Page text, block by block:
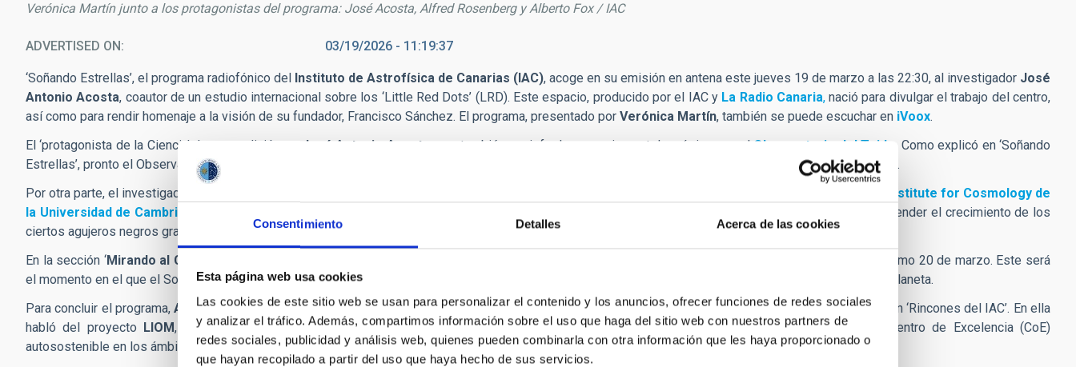
Consentimiento Detalles Acerca de las cookies
Esta página web usa cookies
Las cookies de este sitio web se usan para personalizar el contenido y los anuncios, ofrecer funciones de redes sociales
y analizar el tráfico. Además, compartimos información sobre el uso que haga del sitio web con nuestros partners de
redes sociales, publicidad y análisis web, quienes pueden combinarla con otra información que les haya proporcionado o
que hayan recopilado a partir del uso que haya hecho de sus servicios.
Verónica Martín junto a los protagonistas del programa: José Acosta, Alfred Rosenberg y Alberto Fox / IAC
ADVERTISED ON 03/19/2026 - 11:19:37
‘Soñando Estrellas’, el programa radiofónico del Instituto de Astrofísica de Canarias (IAC), acoge en su emisión en antena este jueves 19 de marzo a las 22:30, al investigador José
Antonio Acosta, coautor de un estudio internacional sobre los ‘Little Red Dots’ (LRD). Este espacio, producido por el IAC y La Radio Canaria,nació para divulgar el trabajo del centro,
así como para rendir homenaje a la visión de su fundador, Francisco Sánchez. El programa, presentado por Verónica Martín, también se puede escuchar en iVoox.
El ‘protagonista de la Ciencia’ de esta edición es
José Antonio Acosta , que también es jefe de operaciones telescópicas en el Observatorio del Teide
. Como explicó en ‘Soñando
Estrellas’, pronto el Observatorio será el primero en todo el mundo en poder estudiar todos los rangos de la luz, algo que reforzará su posición internacional.
Por otra parte, el investigador reveló los detalles de su participación en un
Kavli Institute for Cosmology de
la Universidad de Cambridge
a. Dicha investigación ha permitido entender el crecimiento de los
ciertos agujeros negros gracias también alGran Telescopio Canarias
En la sección ‘Mirando al Cielo’
, explica qué es el Equinoccio de primavera, que tendrá lugar el próximo 20 de marzo. Este será
el momento en el que el Sol se alinee con el ecuador celeste, lo que motivará que el día y la noche tengan, aproximadamente, la misma duración en todo el planeta.
Para concluir el programa,Alberto Fox,estudiante de Periodismo en prácticas en la Unidad de Comunicación y Cultura Científica (UC3), encabezó la sección ‘Rincones del IAC’. En ella
habló del proyecto LIOM, el Laboratorio de Innovación en Optomecánica de la iniciativa Celeste, que persigue posicionar a Canarias como un Centro de Excelencia (CoE)
autosostenible en los ámbitos del Nuevo Espacio y tecnología óptica.